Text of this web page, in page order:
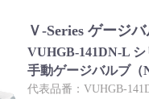
Ｖ-Series ゲージ
VUHGB-141DN-L シ
手動ゲージバルブ（
代表品番：VUHGB-